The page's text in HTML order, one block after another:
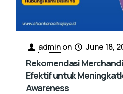
adminon June 18,
Rekomendasi
Efektif untuk
Awareness